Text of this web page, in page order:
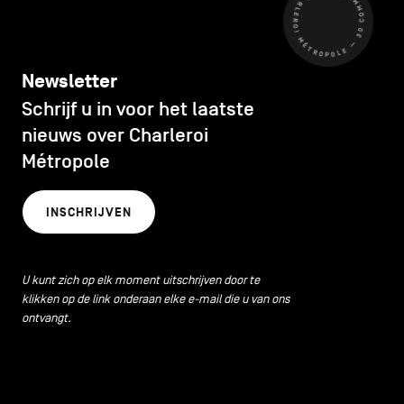
CHARLEROI MÉTROPOLE — 30 COMMUNES —
Newsletter
Schrijf u in voor het laatste
nieuws over Charleroi
Métropole
INSCHRIJVEN
U kunt zich op elk moment uitschrijven door te
klikken op de link onderaan elke e-mail die u van ons
ontvangt.